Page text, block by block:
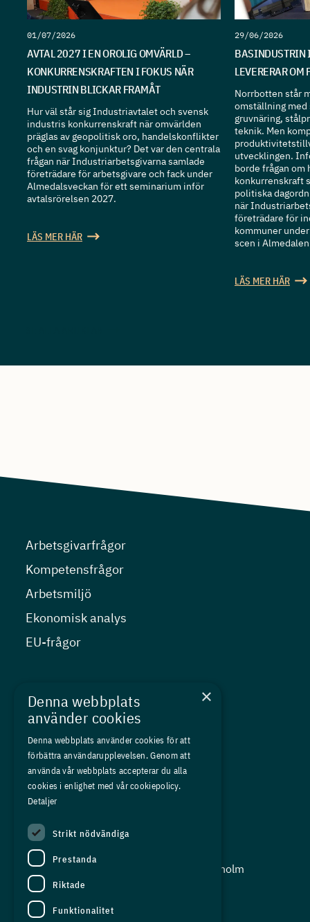
01/07/2026
AVTAL 2027 I EN OROLIG OMVÄRLD –
KONKURRENSKRAFTEN I FOKUS NÄR
INDUSTRIN BLICKAR FRAMÅT
Hur väl står sig Industriavtalet och svensk
industris konkurrenskraft när omvärlden
präglas av geopolitisk oro, handelskonflikter
och en svag konjunktur? Det var den centrala
frågan när Industriarbetsgivarna samlade
företrädare för arbetsgivare och fack under
Almedalsveckan för ett seminarium inför
avtalsrörelsen 2027.
LÄS MER HÄR
29/06/2026
BASINDUSTRIN
LEVERERAR
Norrbotten står
omställning
gruvnäring,
teknik. Men
utvecklingen.
borde frågan om
konkurrenskraft
politiska
när
företrädare för
kommuner
scen i
LÄS MER HÄR
Arbetsgivarfrågor
Kompetensfrågor
Arbetsmiljö
Ekonomisk analys
EU-frågor
Kurser
Medlemskap
Om oss
Press
In English
Adress:
Storgatan 19, Box 5501, 114 85 Stockholm
Organisationsnummer:
556625 - 8389
×
Denna webbplats
använder cookies
Denna webbplats använder cookies för att
förbättra användarupplevelsen. Genom att
använda vår webbplats accepterar du alla
cookies i enlighet med vår cookiepolicy.
Detaljer
Strikt nödvändiga
Prestanda
Riktade
Funktionalitet